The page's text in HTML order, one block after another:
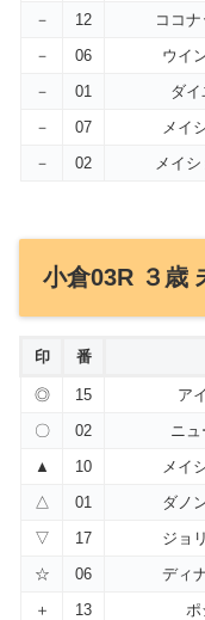
－
12 ココ
－
06 ウイ
－
01 ダ
－
07 メイ
－
02 メイ
小倉03R ３歳
印 番
◎ 15 ア
〇
02 ニ
▲
10 メイ
△
01 ダノ
▽
17 ジョ
☆
06 ディ
＋
13 ポ